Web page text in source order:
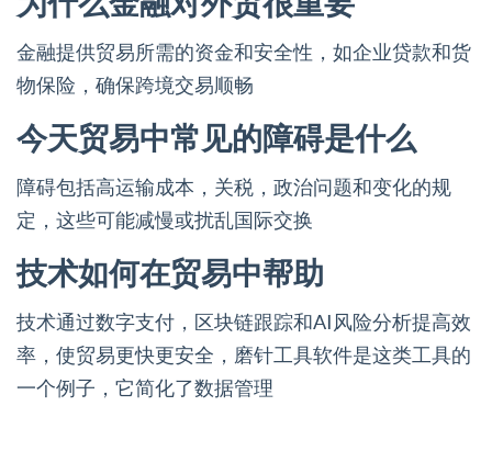
金融提供贸易所需的资金和安全性，如企业贷款和货
物保险，确保跨境交易顺畅
今天贸易中常见的障碍是什么
障碍包括高运输成本，关税，政治问题和变化的规
定，这些可能减慢或扰乱国际交换
技术如何在贸易中帮助
技术通过数字支付，区块链跟踪和AI风险分析提高效
率，使贸易更快更安全，磨针工具软件是这类工具的
一个例子，它简化了数据管理